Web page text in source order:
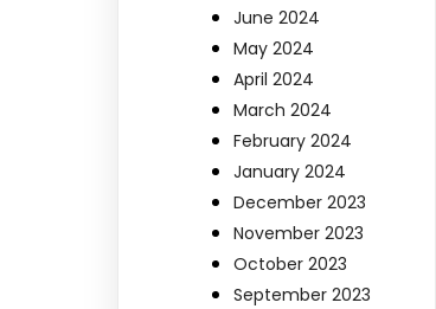
June 2024
May 2024
April 2024
March 2024
February 2024
January 2024
December 2023
November 2023
October 2023
September 2023